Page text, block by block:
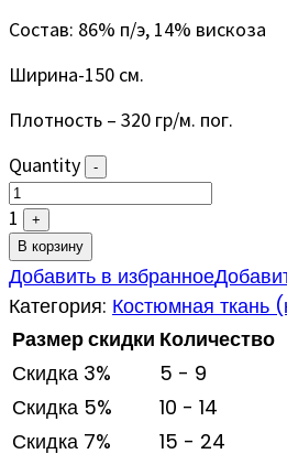
Состав: 86% п/э, 14% вискоза
Ширина-150 см.
Плотность – 320 гр/м. пог.
Quantity
-
1 +
В корзину
Добавить в избранное
Категория: Костюмная ткань
Размер скидки Количество
Скидка 3%
5 - 9
Скидка 5%
10 - 14
Скидка 7%
15 - 24